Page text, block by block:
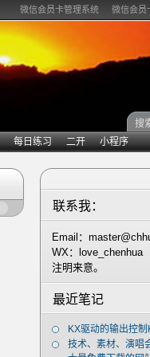
微信会员卡管理系统 微信会员
每日练习 二开 小程序
联系我：
Email：
WX：love_chenhua
注明来意。
最近笔记
KX驱动的输出控
技术、素材、演唱